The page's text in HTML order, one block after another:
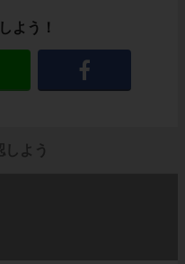
よう！
よう